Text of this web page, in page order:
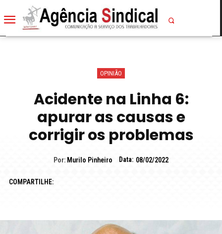
OPINIÃO
Acidente na Linha 6:
apurar as causas e
corrigir os problemas
Por: Murilo Pinheiro Data: 08/02/2022
COMPARTILHE: